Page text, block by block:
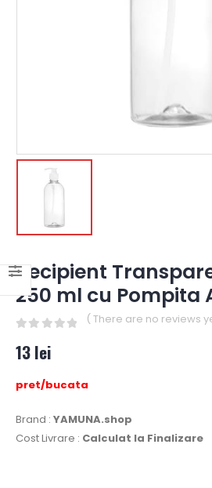
Recipient
250 ml cu Pompita
( There are no reviews
13lei
pret/bucata
Brand : YAMUNA.shop
Cost Livrare : Calculat la Finalizare